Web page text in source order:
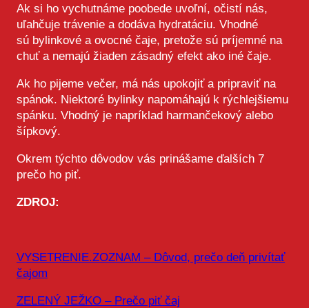
Ak si ho vychutnáme poobede uvoľní, očistí nás,
uľahčuje trávenie a dodáva hydratáciu. Vhodné
sú bylinkové a ovocné čaje, pretože sú príjemné na
chuť a nemajú žiaden zásadný efekt ako iné čaje.
Ak ho pijeme večer, má nás upokojiť a pripraviť na
spánok. Niektoré bylinky napomáhajú k rýchlejšiemu
spánku. Vhodný je napríklad harmančekový alebo
šípkový.
Okrem týchto dôvodov vás prinášame ďalších 7
prečo ho piť.
ZDROJ:
VYSETRENIE.ZOZNAM – Dôvod, prečo deň privítať
čajom
ZELENÝ JEŽKO – Prečo piť čaj